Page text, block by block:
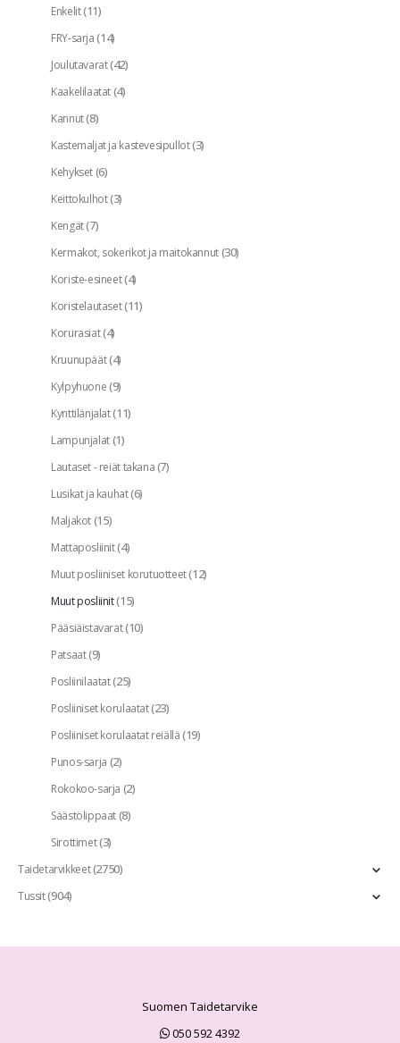
Enkelit(11)
FRY-sarja(14)
Joulutavarat(42)
Kaakelilaatat(4)
Kannut(8)
Kastemaljat ja kastevesipullot(3)
Kehykset(6)
Keittokulhot(3)
Kengät(7)
Kermakot, sokerikot ja maitokannut(30)
Koriste-esineet(4)
Koristelautaset(11)
Korurasiat(4)
Kruunupäät(4)
Kylpyhuone(9)
Kynttilänjalat(11)
Lampunjalat(1)
Lautaset - reiät takana(7)
Lusikat ja kauhat(6)
Maljakot(15)
Mattaposliinit(4)
Muut posliiniset korutuotteet(12)
Muut posliinit(15)
Pääsiäistavarat(10)
Patsaat(9)
Posliinilaatat(25)
Posliiniset korulaatat(23)
Posliiniset korulaatat reiällä(19)
Punos-sarja (2)
Rokokoo-sarja (2)
Säästölippaat(8)
Sirottimet(3)
Taidetarvikkeet(2750)
Tussit(904)
Suomen Taidetarvike
050 592 4392